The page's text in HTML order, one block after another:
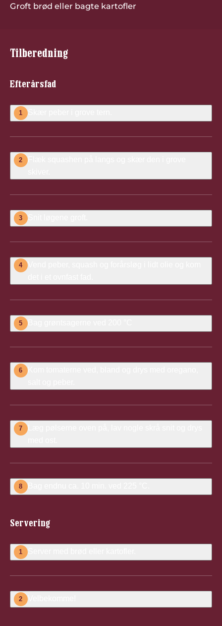
Groft brød eller bagte kartofler
Tilberedning
Efterårsfad
1 Skær peber i grove tern.
2
Flæk squashen på langs og skær den i grove
3 Snit løgene groft.
4
Vend peber, squash og forårsløg i lidt olie og kom
5 Bag grøntsagerne ved 200
6
Kom tomaterne ved, bland og drys med oregano,
7
Læg pølserne oven på, lav nogle skrå snit og drys
8 Bag endnu ca. 10 min. ved 225
Servering
1 Server med brød eller kartofler.
2 Velbekomme!